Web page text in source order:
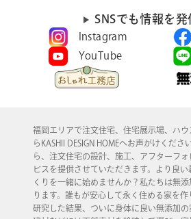
SNSでも情報を発
Instagram
YouTube
福岡エリアで注文住宅、住宅展示場、ハ
らKASHII DESIGN HOMEへお声がけくださ
ら、注文住宅の設計、施工、アフターフ
ビスを提供させていただきます。より良
くりを一緒に始めませんか？私たちは無
ります。誰もが安心して永く住める家を
研究した結果、ついに身体に良い無添加の